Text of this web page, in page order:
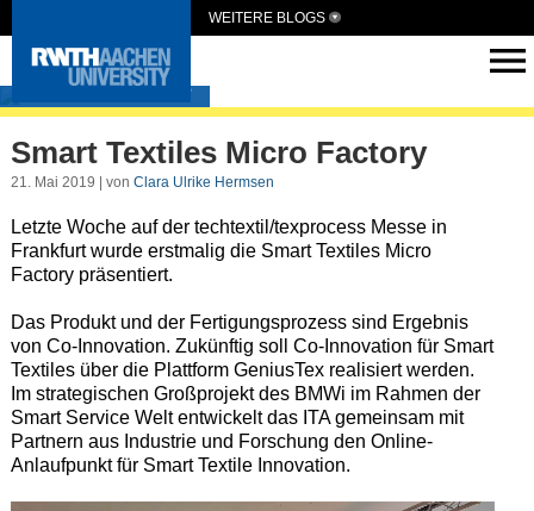
WEITERE BLOGS
SmartTextiles
Smart Textiles Micro Factory
21. Mai 2019 | von Clara Ulrike Hermsen
Letzte Woche auf der techtextil/texprocess Messe in
Frankfurt wurde erstmalig die Smart Textiles Micro
Factory präsentiert.
Das Produkt und der Fertigungsprozess sind Ergebnis
von Co-Innovation. Zukünftig soll Co-Innovation für Smart
Textiles über die Plattform GeniusTex realisiert werden.
Im strategischen Großprojekt des BMWi im Rahmen der
Smart Service Welt entwickelt das ITA gemeinsam mit
Partnern aus Industrie und Forschung den Online-
Anlaufpunkt für Smart Textile Innovation.